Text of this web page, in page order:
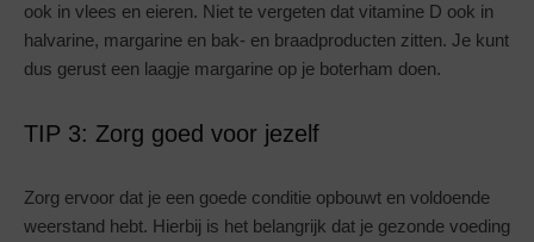
ook in vlees en eieren. Niet te vergeten dat vitamine D ook in
halvarine, margarine en bak- en braadproducten zitten. Je kunt
dus gerust een laagje margarine op je boterham doen.
TIP 3: Zorg goed voor jezelf
Zorg ervoor dat je een goede conditie opbouwt en voldoende
weerstand hebt. Hierbij is het belangrijk dat je gezonde voeding